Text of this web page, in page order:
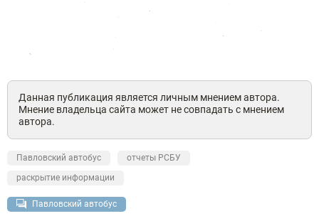
Данная публикация является личным мнением автора.
Мнение владельца сайта может не совпадать с мнением
автора.
Павловский автобус
отчеты РСБУ
раскрытие информации
Павловский автобус